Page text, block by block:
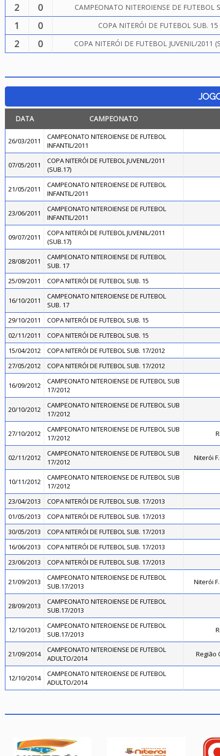
2 0 CAMPEONATO NITEROIENSE DE FUTEBOL
1 0 COPA NITERÓI DE FUTEBOL SUB. 15
2 0 COPA NITERÓI DE FUTEBOL JUVENIL/2011
DATA CAMPEONATO
26/03/2011
CAMPEONATO NITEROIENSE DE FUTEBOL
INFANTIL/2011
07/05/2011
COPA NITERÓI DE FUTEBOL JUVENIL/2011
(SUB.17)
21/05/2011
CAMPEONATO NITEROIENSE DE FUTEBOL
INFANTIL/2011
23/06/2011
CAMPEONATO NITEROIENSE DE FUTEBOL
INFANTIL/2011
09/07/2011
COPA NITERÓI DE FUTEBOL JUVENIL/2011
(SUB.17)
28/08/2011
CAMPEONATO NITEROIENSE DE FUTEBOL
SUB. 17
25/09/2011
COPA NITERÓI DE FUTEBOL SUB. 15
16/10/2011
CAMPEONATO NITEROIENSE DE FUTEBOL
SUB. 17
29/10/2011
COPA NITERÓI DE FUTEBOL SUB. 15
02/11/2011
COPA NITERÓI DE FUTEBOL SUB. 15
15/04/2012
COPA NITERÓI DE FUTEBOL SUB. 17/2012
27/05/2012
COPA NITERÓI DE FUTEBOL SUB. 17/2012
16/09/2012
CAMPEONATO NITEROIENSE DE FUTEBOL SUB
17/2012
20/10/2012
CAMPEONATO NITEROIENSE DE FUTEBOL SUB
17/2012
27/10/2012
CAMPEONATO NITEROIENSE DE FUTEBOL SUB
17/2012
02/11/2012
CAMPEONATO NITEROIENSE DE FUTEBOL SUB
17/2012
Niterói
10/11/2012
CAMPEONATO NITEROIENSE DE FUTEBOL SUB
17/2012
23/04/2013
COPA NITERÓI DE FUTEBOL SUB. 17/2013
01/05/2013
COPA NITERÓI DE FUTEBOL SUB. 17/2013
30/05/2013
COPA NITERÓI DE FUTEBOL SUB. 17/2013
16/06/2013
COPA NITERÓI DE FUTEBOL SUB. 17/2013
23/06/2013
COPA NITERÓI DE FUTEBOL SUB. 17/2013
21/09/2013
CAMPEONATO NITEROIENSE DE FUTEBOL
SUB.17/2013
Niterói
28/09/2013
CAMPEONATO NITEROIENSE DE FUTEBOL
SUB.17/2013
12/10/2013
CAMPEONATO NITEROIENSE DE FUTEBOL
SUB.17/2013
21/09/2014
CAMPEONATO NITEROIENSE DE FUTEBOL
ADULTO/2014
Região
12/10/2014
CAMPEONATO NITEROIENSE DE FUTEBOL
ADULTO/2014